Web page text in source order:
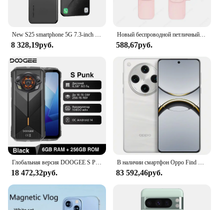
8 328,19руб.
Новый беспроводной петличный микрофон, портативный мини-микрофон для записи аудио и видео для iPhone, Android, ПК, камеры, игрового телефона для прямой трансляции
588,67руб.
18 472,32руб. 83 592,46руб.